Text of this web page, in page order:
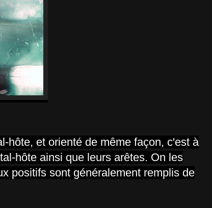
hôte, et orienté de même façon, c'est à
hôte ainsi que leurs arêtes. On les
positifs sont généralement remplis de